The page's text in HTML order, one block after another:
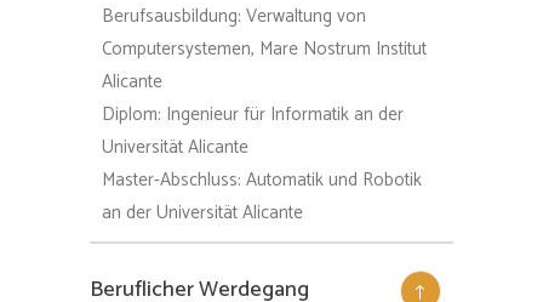
Berufsausbildung: Verwaltung von
Computersystemen, Mare Nostrum Institut
Alicante
Diplom: Ingenieur für Informatik an der
Universität Alicante
Master-Abschluss: Automatik und Robotik
an der Universität Alicante
Beruflicher Werdegang